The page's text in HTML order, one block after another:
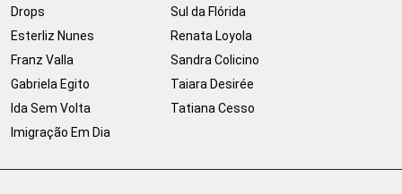
Drops
Esterliz Nunes
Franz Valla
Gabriela Egito
Ida Sem Volta
Imigração Em Dia
Sul da Flórida
Renata Loyola
Sandra Colicino
Taiara Desirée
Tatiana Cesso